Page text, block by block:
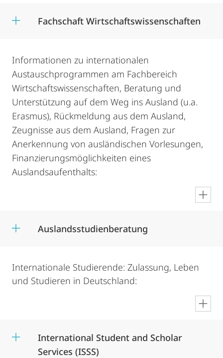
Fachschaft Wirtschaftswissenschaften
Informationen zu internationalen
Austauschprogrammen am Fachbereich
Wirtschaftswissenschaften, Beratung und
Unterstützung auf dem Weg ins Ausland (u.a.
Erasmus), Rückmeldung aus dem Ausland,
Zeugnisse aus dem Ausland, Fragen zur
Anerkennung von ausländischen Vorlesungen,
Finanzierungsmöglichkeiten eines
Auslandsaufenthalts:
Auslandsstudienberatung
Internationale Studierende: Zulassung, Leben
und Studieren in Deutschland:
International Student and Scholar
Services (ISSS)